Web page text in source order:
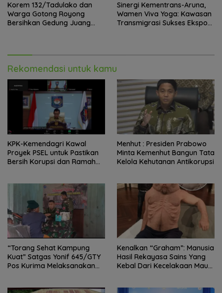
Korem 132/Tadulako dan
Warga Gotong Royong
Bersihkan Gedung Juang
Sinergi Kementrans-Aruna,
Wamen Viva Yoga: Kawasan
Transmigrasi Sukses Ekspor
Rekomendasi untuk kamu
KPK-Kemendagri Kawal
Proyek PSEL untuk Pastikan
Bersih Korupsi dan Ramah
Menhut : Presiden Prabowo
Minta Kemenhut Bangun Tata
Kelola Kehutanan Antikorupsi
“Torang Sehat Kampung
Kuat” Satgas Yonif 645/GTY
Pos Kurima Melaksanakan
Kenalkan “Graham”: Manusia
Hasil Rekayasa Sains Yang
Kebal Dari Kecelakaan Maut